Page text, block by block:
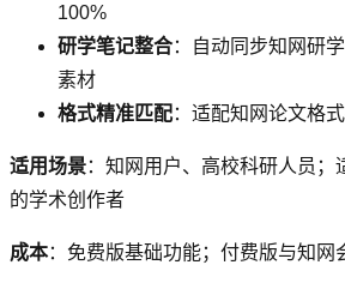
100%
研学笔记整合：自动同步知网研
素材
格式精准匹配：适配知网论文格
适用场景：知网用户、高校科研人员；
的学术创作者
成本：免费版基础功能；付费版与知网